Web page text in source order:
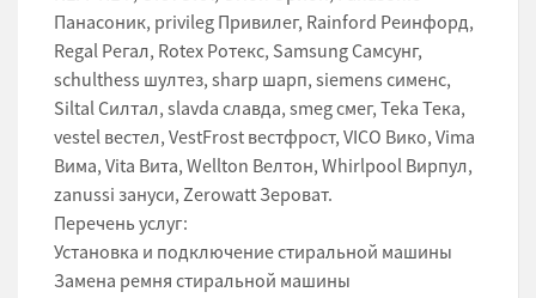
Панасоник, privileg Привилег, Rainford Реинфорд,
Regal Регал, Rotex Ротекс, Samsung Самсунг,
schulthess шултез, sharp шарп, siemens сименс,
Siltal Силтал, slavda славда, smeg смег, Teka Тека,
vestel вестел, VestFrost вестфрост, VICO Вико, Vima
Вима, Vita Вита, Wellton Велтон, Whirlpool Вирпул,
zanussi зануси, Zerowatt Зероват.
Перечень услуг:
Установка и подключение стиральной машины
Замена ремня стиральной машины